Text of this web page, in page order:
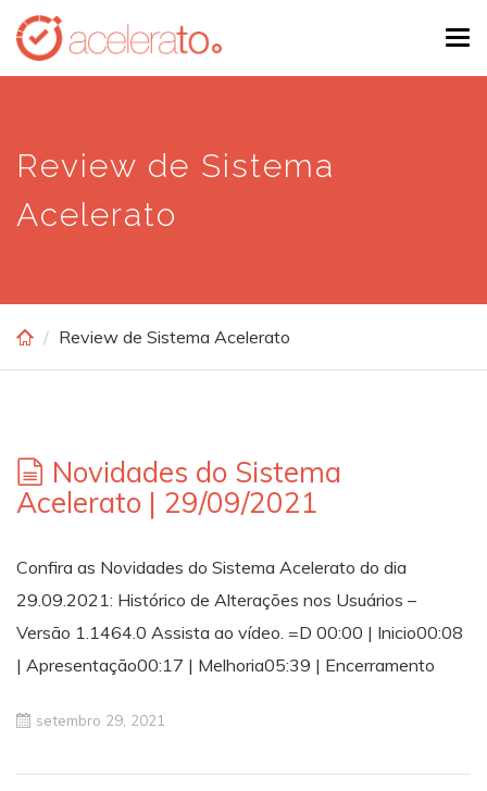
Skip
main
Review de Sistema
Acelerato
Review de Sistema Acelerato
Novidades do Sistema
Acelerato | 29/09/2021
Confira as Novidades do Sistema Acelerato do dia
29.09.2021: Histórico de Alterações nos Usuários –
Versão 1.1464.0 Assista ao vídeo. =D 00:00 | Inicio00:08
| Apresentação00:17 | Melhoria05:39 | Encerramento
setembro 29, 2021